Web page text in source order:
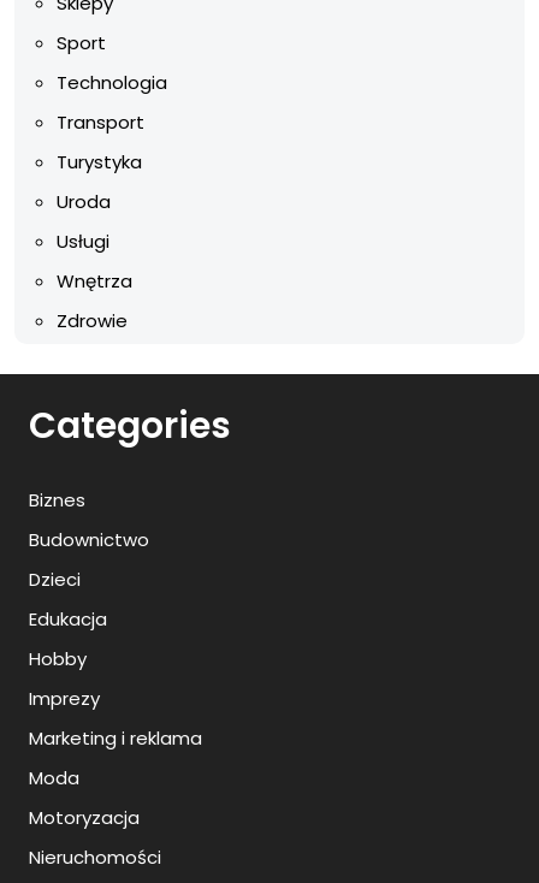
Sport
Technologia
Transport
Turystyka
Uroda
Usługi
Wnętrza
Zdrowie
Categories
Biznes
Budownictwo
Dzieci
Edukacja
Hobby
Imprezy
Marketing i reklama
Moda
Motoryzacja
Nieruchomości